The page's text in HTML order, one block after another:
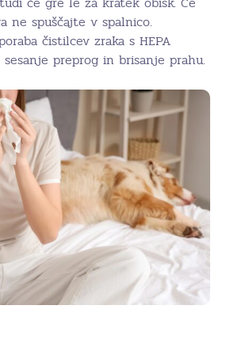
ne spuščajte v spalnico.
čistilcev zraka s HEPA
preprog in brisanje prahu.